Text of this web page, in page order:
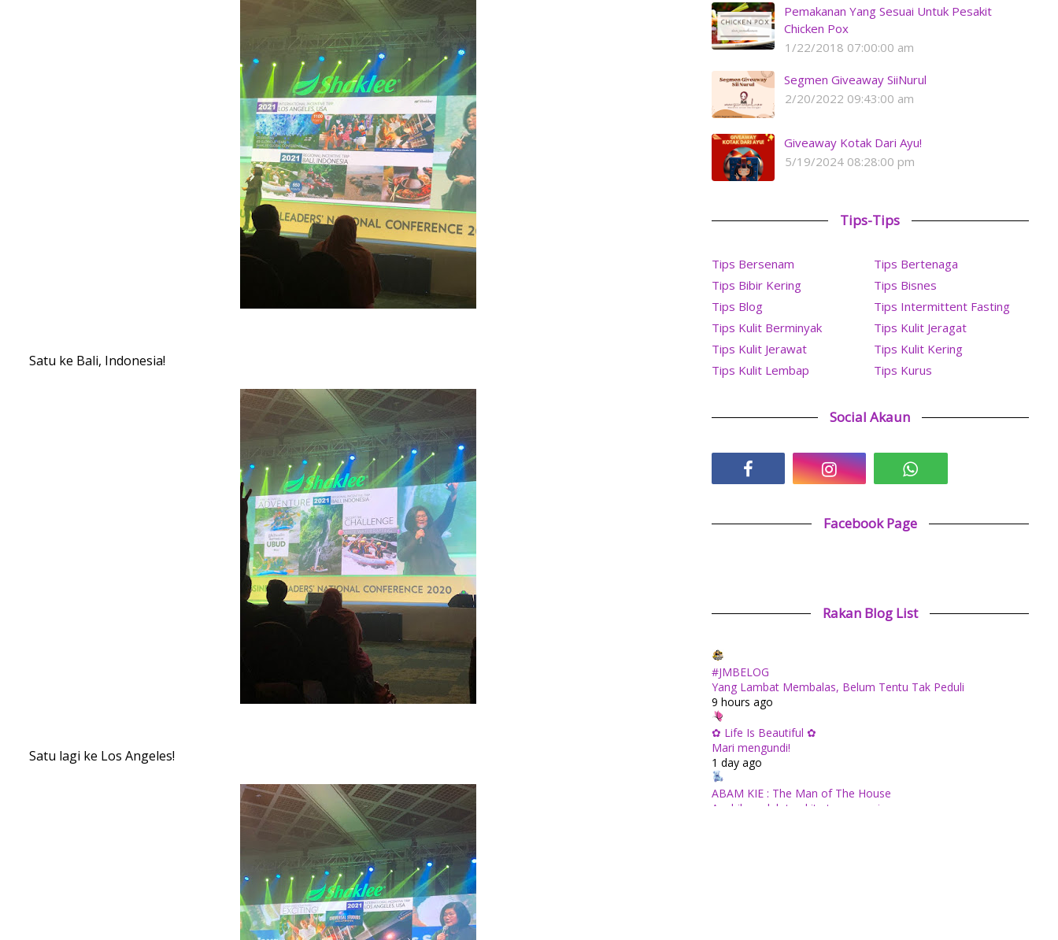
Satu ke Bali, Indonesia!
Satu lagi ke Los Angeles!
Pemakanan Yang Sesuai Untuk Pesakit
Chicken Pox
1/22/2018 07:00:00 am
Segmen Giveaway SiiNurul
2/20/2022 09:43:00 am
Giveaway Kotak Dari Ayu!
5/19/2024 08:28:00 pm
Tips-Tips
Tips Bersenam
Tips Bertenaga
Tips Bibir Kering
Tips Bisnes
Tips Blog
Tips Intermittent Fasting
Tips Kulit Berminyak
Tips Kulit Jeragat
Tips Kulit Jerawat
Tips Kulit Kering
Tips Kulit Lembap
Tips Kurus
Social Akaun
Facebook Page
Rakan Blog List
#JMBELOG
Yang Lambat Membalas, Belum Tentu Tak Peduli
9 hours ago
✿ Life Is Beautiful ✿
Mari mengundi!
1 day ago
ABAM KIE : The Man of The House
Apabila sudah tua kita tenang saja...